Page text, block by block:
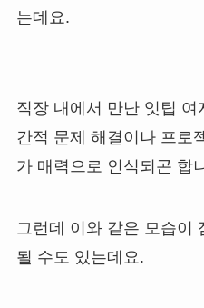
는데요.
직장 내에서 만난 잇팁
간적 문제 해결이나 프로
가 매력으로 인식되곤 합
그런데 이와 같은 모습이
될 수도 있는데요.